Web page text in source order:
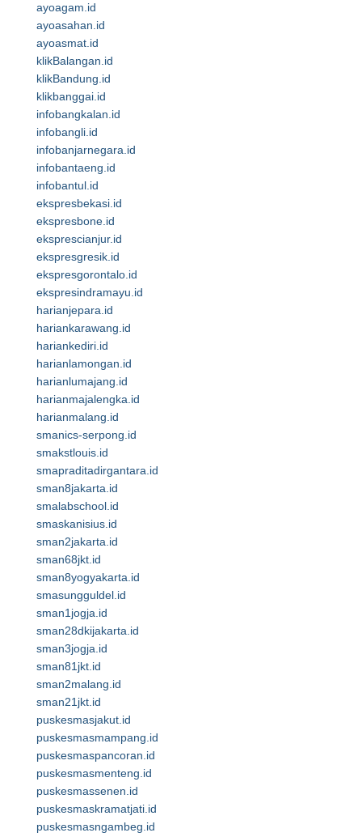
ayoagam.id
ayoasahan.id
ayoasmat.id
klikBalangan.id
klikBandung.id
klikbanggai.id
infobangkalan.id
infobangli.id
infobanjarnegara.id
infobantaeng.id
infobantul.id
ekspresbekasi.id
ekspresbone.id
eksprescianjur.id
ekspresgresik.id
ekspresgorontalo.id
ekspresindramayu.id
harianjepara.id
hariankarawang.id
hariankediri.id
harianlamongan.id
harianlumajang.id
harianmajalengka.id
harianmalang.id
smanics-serpong.id
smakstlouis.id
smapraditadirgantara.id
sman8jakarta.id
smalabschool.id
smaskanisius.id
sman2jakarta.id
sman68jkt.id
sman8yogyakarta.id
smasungguldel.id
sman1jogja.id
sman28dkijakarta.id
sman3jogja.id
sman81jkt.id
sman2malang.id
sman21jkt.id
puskesmasjakut.id
puskesmasmampang.id
puskesmaspancoran.id
puskesmasmenteng.id
puskesmassenen.id
puskesmaskramatjati.id
puskesmasngambeg.id